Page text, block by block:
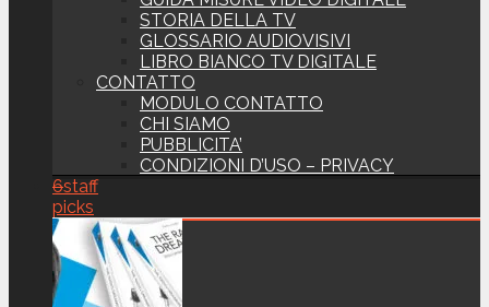
STORIA DELLA TV
GLOSSARIO AUDIOVISIVI
LIBRO BIANCO TV DIGITALE
CONTATTO
MODULO CONTATTO
CHI SIAMO
PUBBLICITA’
CONDIZIONI D’USO – PRIVACY
6staff
picks